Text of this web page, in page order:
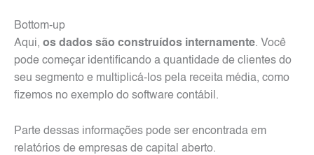
Bottom-up
Aqui, os dados são construídos internamente. Você
pode começar identificando a quantidade de clientes do
seu segmento e multiplicá-los pela receita média, como
fizemos no exemplo do software contábil.
Parte dessas informações pode ser encontrada em
relatórios de empresas de capital aberto.